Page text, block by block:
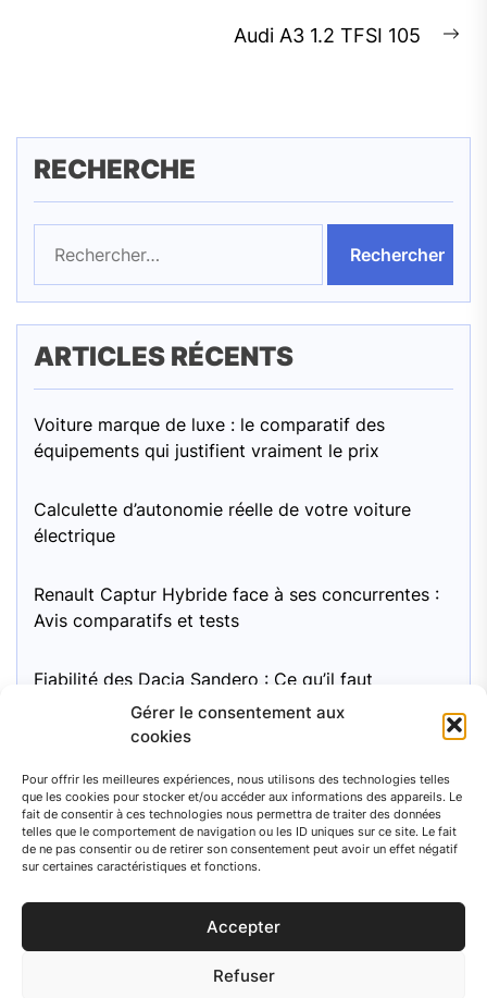
Gérer le consentement aux
cookies
Pour offrir les meilleures expériences, nous utilisons des technologies telles
que les cookies pour stocker et/ou accéder aux informations des appareils. Le
fait de consentir à ces technologies nous permettra de traiter des données
telles que le comportement de navigation ou les ID uniques sur ce site. Le fait
de ne pas consentir ou de retirer son consentement peut avoir un effet négatif
sur certaines caractéristiques et fonctions.
Accepter
Refuser
Audi A3 1.2 TFSI 105
RECHERCHE
ARTICLES RÉCENTS
Voiture marque de luxe : le comparatif des
équipements qui justifient vraiment le prix
Calculette d’autonomie réelle de votre voiture
électrique
Renault Captur Hybride face à ses concurrentes :
Avis comparatifs et tests
Fiabilité des Dacia Sandero : Ce qu’il faut
fiabilité à long terme, quel entretien recommandé
?